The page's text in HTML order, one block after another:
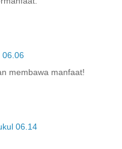
06.06
membawa manfaat!
06.14